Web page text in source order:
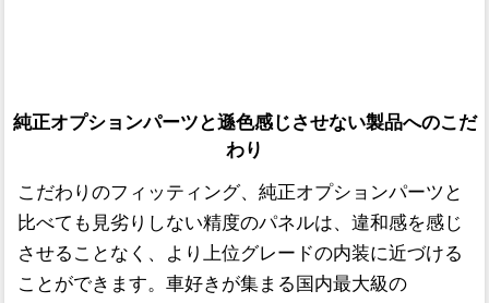
純正オプションパーツと遜色感じさせない製品へのこだ
わり
こだわりのフィッティング、純正オプションパーツと
比べても見劣りしない精度のパネルは、違和感を感じ
させることなく、より上位グレードの内装に近づける
ことができます。車好きが集まる国内最大級の